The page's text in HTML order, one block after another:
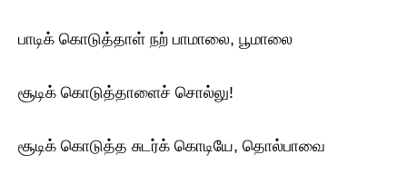
பாடிக் கொடுத்தாள் நற் பாமாலை, பூமாலை
சூடிக் கொடுத்தாளைச் சொல்லு!
சூடிக் கொடுத்த சுடர்க் கொடியே, தொல்பாவை